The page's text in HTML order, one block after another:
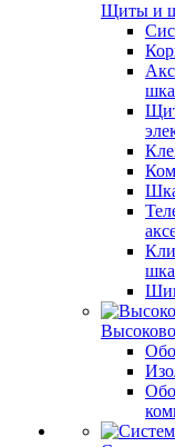
Щиты и